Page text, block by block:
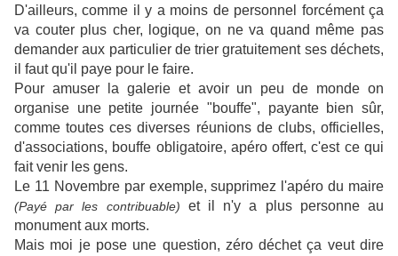
D'ailleurs, comme il y a moins de personnel forcément ça
va couter plus cher, logique, on ne va quand même pas
demander aux particulier de trier gratuitement ses déchets,
il faut qu'il paye pour le faire.
Pour amuser la galerie et avoir un peu de monde on
organise une petite journée "bouffe", payante bien sûr,
comme toutes ces diverses réunions de clubs, officielles,
d'associations, bouffe obligatoire, apéro offert, c'est ce qui
fait venir les gens.
Le 11 Novembre par exemple, supprimez l'apéro du maire
(Payé par les contribuable) et il n'y a plus personne au
monument aux morts.
Mais moi je pose une question, zéro déchet ça veut dire